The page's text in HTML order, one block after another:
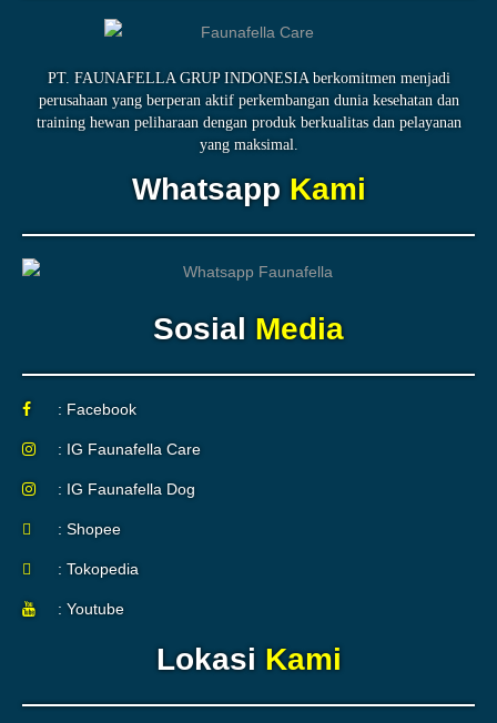
PT. FAUNAFELLA GRUP INDONESIA berkomitmen menjadi
perusahaan yang berperan aktif perkembangan dunia kesehatan dan
training hewan peliharaan dengan produk berkualitas dan pelayanan
yang maksimal.
WhatsappKami
Sosial Media
: Facebook
: IG Faunafella Care
: IG Faunafella Dog
: Shopee
: Tokopedia
: Youtube
Lokasi Kami